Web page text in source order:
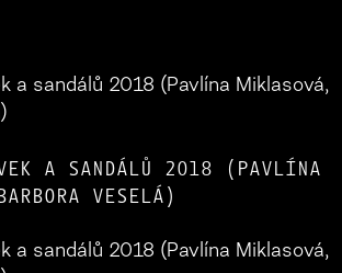
A SANDÁLŮ 2018 (PAVLÍNA
VESELÁ)